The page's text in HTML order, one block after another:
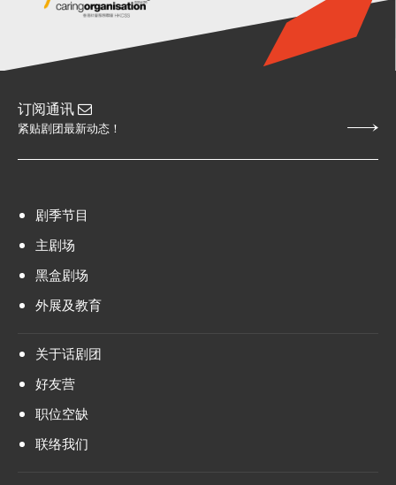
订阅通讯
紧贴剧团最新动态！
剧季节目
主剧场
黑盒剧场
外展及教育
关于话剧团
好友营
职位空缺
联络我们